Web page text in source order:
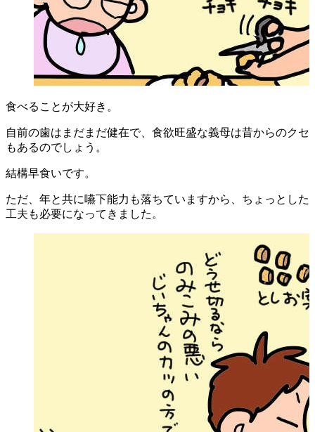
食べることが大好き。
自前の歯はまだまだ健在で、食欲旺盛な義母は昔からのクセ
もあるのでしょう。
結構早食いです。
ただ、年と共に嚥下能力も落ちていますから、ちょっとした
工夫も必要になってきました。